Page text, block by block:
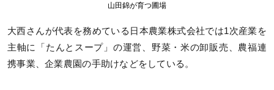
山田錦が育つ圃場
大西さんが代表を務めている日本農業株式会社では1次産業を
主軸に「たんとスープ」の運営、野菜・米の卸販売、農福連
携事業、企業農園の手助けなどをしている。